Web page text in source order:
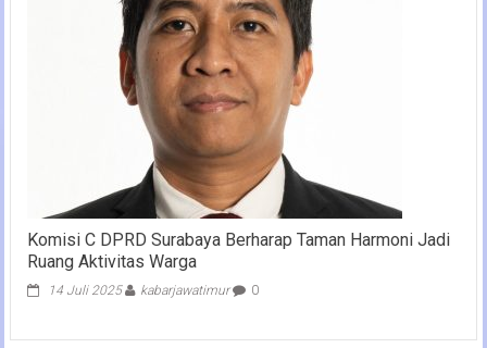
Komisi C DPRD Surabaya Berharap Taman Harmoni Jadi
Ruang Aktivitas Warga
14 Juli 2025 kabarjawatimur 0